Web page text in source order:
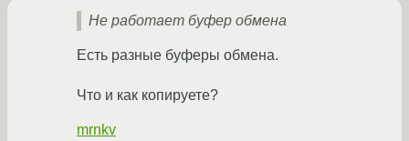
Не работает буфер обмена
Есть разные буферы обмена.
Что и как копируете?
mrnkv